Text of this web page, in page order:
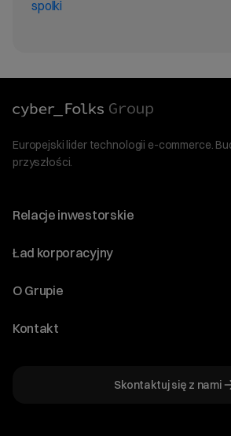
spolki
Europejski lider technologii e-commerce.
przyszłości.
Relacje inwestorskie
Raporty
Ład korporacyjny
Walne Zgromadzenia
O Grupie
O Spółce
Kontakt
Skontaktuj się z nami